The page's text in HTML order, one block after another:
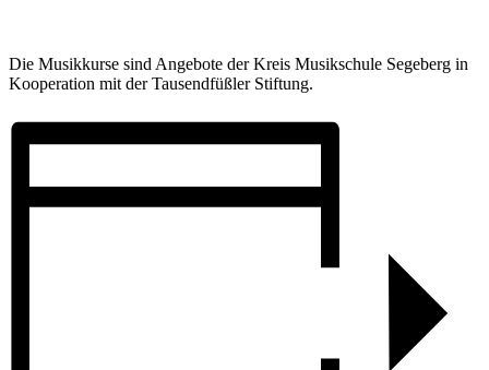
Die Musikkurse sind Angebote der Kreis Musikschule Segeberg in
Kooperation mit der Tausendfüßler Stiftung.